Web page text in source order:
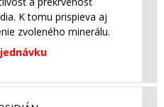
K tomu prispieva aj
zvoleného minerálu.